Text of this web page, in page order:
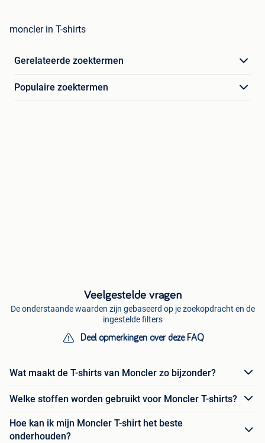
moncler in T-shirts
Gerelateerde zoektermen
Populaire zoektermen
Veelgestelde vragen
De onderstaande waarden zijn gebaseerd op je zoekopdracht en de
ingestelde filters
Deel opmerkingen over deze FAQ
Wat maakt de T-shirts van Moncler zo bijzonder?
Welke stoffen worden gebruikt voor Moncler T-shirts?
Hoe kan ik mijn Moncler T-shirt het beste
onderhouden?